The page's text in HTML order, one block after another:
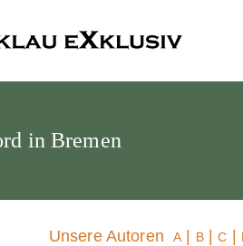
in Bremen
Unsere AutorenA| B|C